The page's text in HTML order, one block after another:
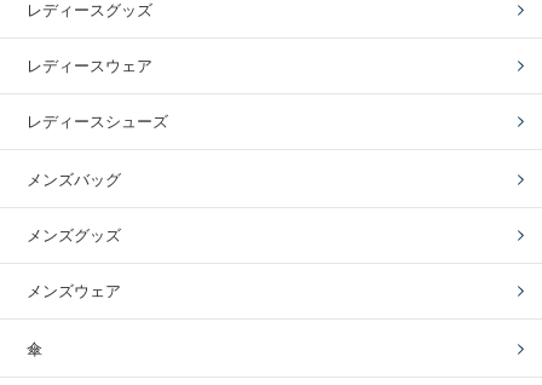
レディースグッズ
レディースウェア
レディースシューズ
メンズバッグ
メンズグッズ
メンズウェア
傘